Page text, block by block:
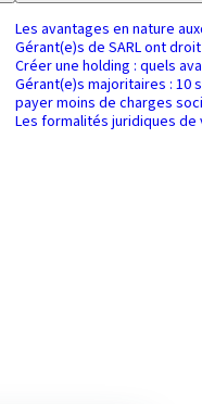
Les avantages en nature
Gérant(e)s de SARL ont
Créer une holding : quels
Gérant(e)s majoritaires : 10
payer moins de charges
Les formalités juridiques